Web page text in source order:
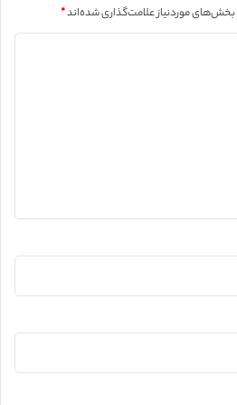
بخش‌های موردنیاز علامت‌گذاری شده‌اند*